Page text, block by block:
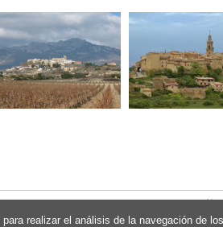
realizar el análisis de la navegación de